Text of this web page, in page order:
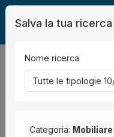
Legalmente Mobili
risultati
risultato per la Provincia
Salva la tua ricerca
Nome ricerca
Categoria: Mobiliare